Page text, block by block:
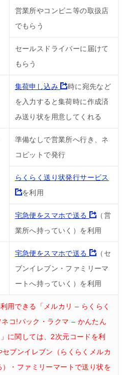
営業所やコンビニ等の取扱店
でもらう
セールスドライバーに届けて
もらう
集荷申し込み
時に宛先など
を入力すると集荷時に作成済
み送り状を用意してくれる
準備なしで営業所へ行き、ネ
コピットで発行
らくらく送り状発行サービス
を利用
宅急便をスマホで送る
（営
業所へ持っていく）を利用
宅急便をスマホで送る
（セ
ブンイレブン・ファミリーマ
ートへ持っていく）を利用
用できる「メルカリ – らくらく
コ!パック・ラクマ – かんたん
に関しては、2次元コードを利
ブンイレブン（らくらくメルカ
・ファミリーマートで送り状を